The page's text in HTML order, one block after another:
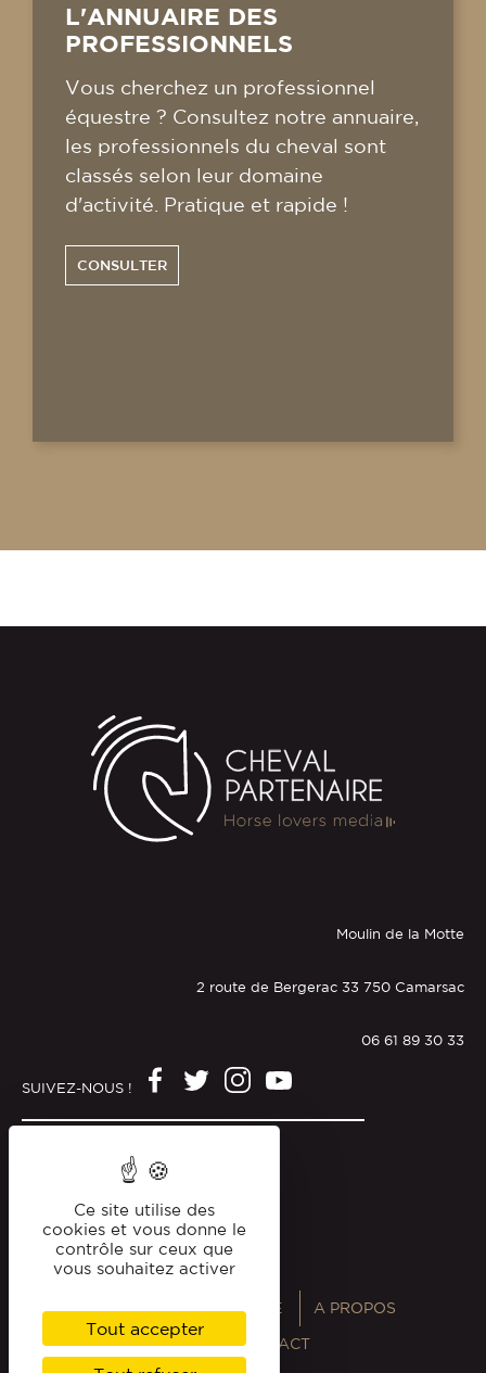
L'ANNUAIRE DES
PROFESSIONNELS
Vous cherchez un professionnel
équestre ? Consultez notre annuaire,
les professionnels du cheval sont
classés selon leur domaine
d'activité. Pratique et rapide !
CONSULTER
Moulin de la Motte
2 route de Bergerac 33 750 Camarsac
06 61 89 30 33
SUIVEZ-NOUS !
Politique de confidentialité
ANNUAIRES MAGAZINE A PROPOS
PROFESSIONNELS CONTACT
Ce site utilise des
cookies et vous donne le
contrôle sur ceux que
vous souhaitez activer
Tout accepter